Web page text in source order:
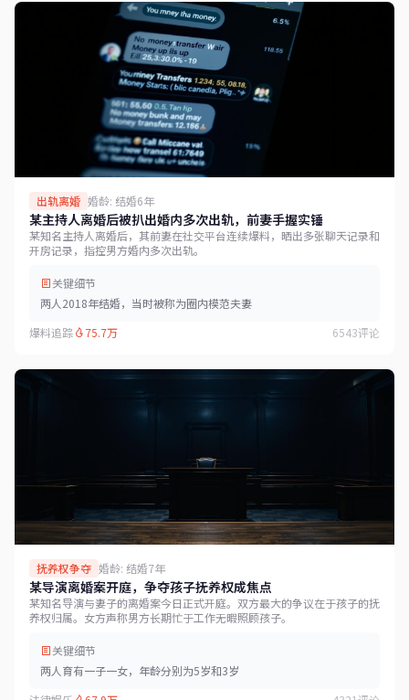
出轨离婚 婚龄: 结婚6年
某主持人离婚后被扒出婚内多次出轨，前妻手握实锤
某知名主持人离婚后，其前妻在社交平台连续爆料，晒出多张聊天记录和
开房记录，指控男方婚内多次出轨。
关键细节
两人2018年结婚，当时被称为圈内模范夫妻
爆料追踪
75.7万 6543评论
抚养权争夺 婚龄: 结婚7年
某导演离婚案开庭，争夺孩子抚养权成焦点
某知名导演与妻子的离婚案今日正式开庭。双方最大的争议在于孩子的抚
养权归属。女方声称男方长期忙于工作无暇照顾孩子。
关键细节
两人育有一子一女，年龄分别为5岁和3岁